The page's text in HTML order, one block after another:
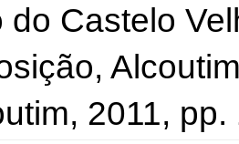
do Castelo
2011, pp.